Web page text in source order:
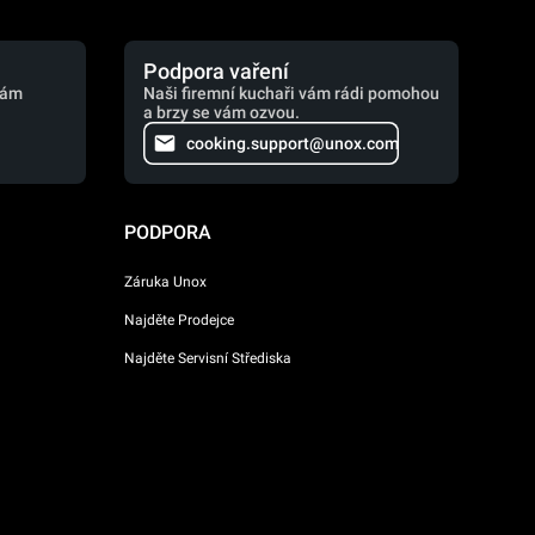
Podpora vaření
Naši firemní kuchaři vám rádi pomohou
a brzy se vám ozvou.
cooking.support@unox.com
PODPORA
Záruka Unox
Najděte Prodejce
Najděte Servisní Střediska